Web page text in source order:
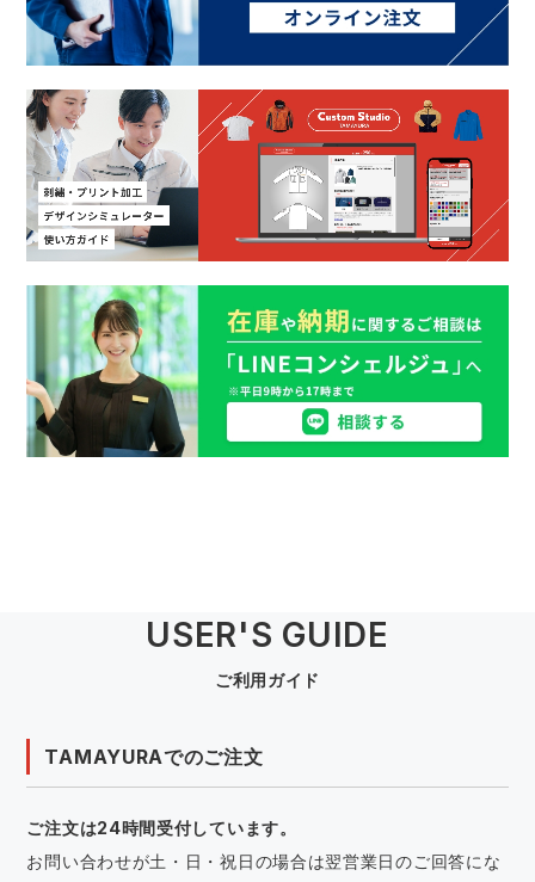
USER'S GUIDE
ご利用ガイド
TAMAYURAでのご注文
ご注文は24時間受付しています。
お問い合わせが土・日・祝日の場合は翌営業日のご回答にな